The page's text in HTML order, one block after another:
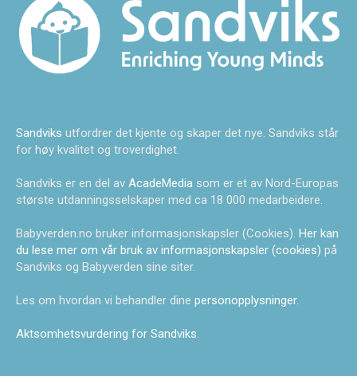
Sandviks utfordrer det kjente og skaper det nye. Sandviks står
for høy kvalitet og troverdighet.
Sandviks er en del av AcadeMedia som er et av Nord-Europas
største utdanningsselskaper med ca 18 000 medarbeidere.
Babyverden.no bruker informasjonskapsler (Cookies). Her kan
du lese mer om vår bruk av informasjonskapsler (cookies) på
Sandviks og Babyverden sine siter.
Les om hvordan vi behandler dine personopplysninger.
Aktsomhetsvurdering for Sandviks.